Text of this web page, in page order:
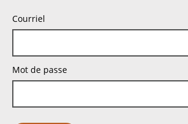
Courriel
Mot de passe